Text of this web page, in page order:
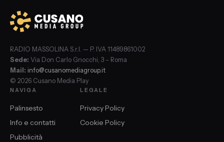
RADIO MASSOLINA S.r.l. — P. IVA 11489861002
Sede: Via Don Carlo Gnocchi, 3 – Roma
Mail: info@cusanomediagroup.it
© 2026 Cusano Media Play
NAVIGA
Palinsesto
Info e contatti
Pubblicità
LEGALE
Privacy Policy
Cookie Policy